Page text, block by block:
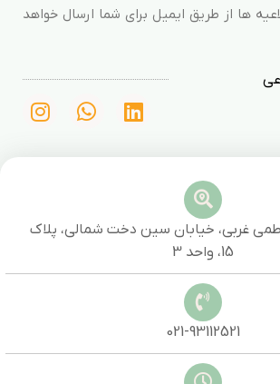
ها از طریق ایمیل برای شما ارسال خواهد
غربی، خیابان سین دخت شمالی، پلاک
15، واحد 3
021-93112521